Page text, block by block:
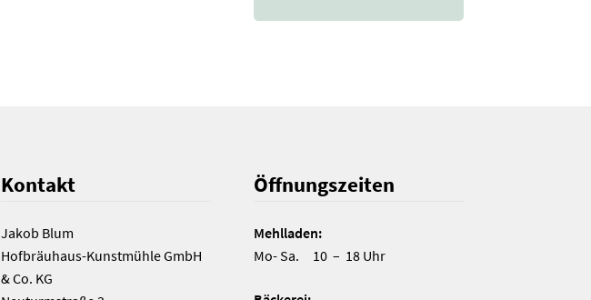
Kontakt
Jakob Blum
Hofbräuhaus-Kunstmühle GmbH
& Co. KG
Öffnungszeiten
Mehlladen:
Mo- Sa. 10 – 18 Uhr